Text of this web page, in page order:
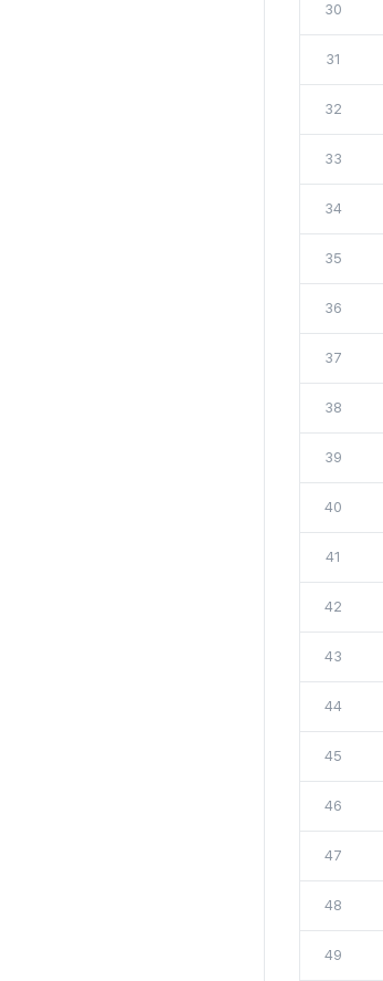
30
31
32
33
34
35
36
37
38
39
40
41
42
43
44
45
46
47
48
49